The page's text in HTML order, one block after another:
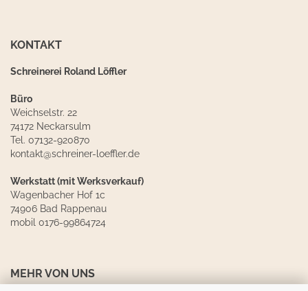
KONTAKT
Schreinerei Roland Löffler
Büro
Weichselstr. 22
74172 Neckarsulm
Tel. 07132-920870
kontakt@schreiner-loeffler.de
Werkstatt (mit Werksverkauf)
Wagenbacher Hof 1c
74906 Bad Rappenau
mobil 0176-99864724
MEHR VON UNS